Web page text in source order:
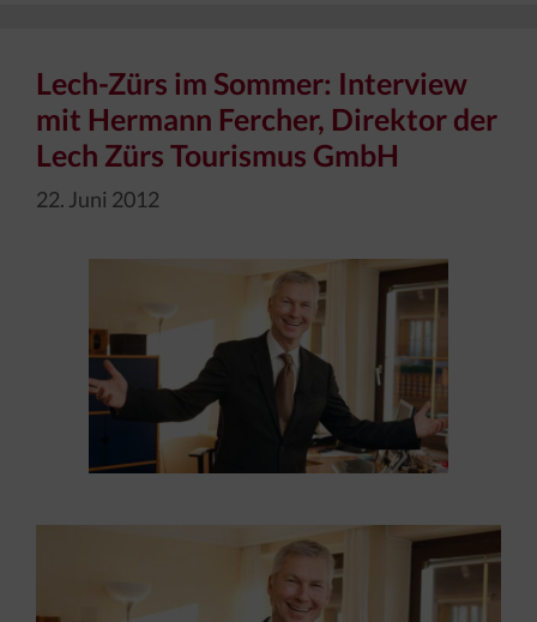
Lech-Zürs im Sommer: Interview
mit Hermann Fercher, Direktor der
Lech Zürs Tourismus GmbH
22. Juni 2012